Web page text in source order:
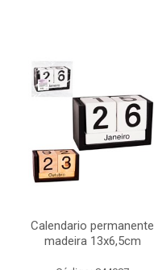
Calendario permanente
madeira 13x6,5cm